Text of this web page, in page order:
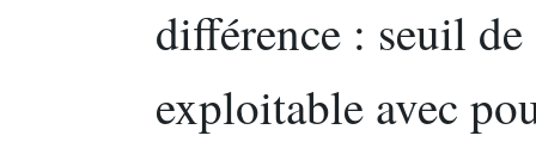
différence : seuil
exploitable avec